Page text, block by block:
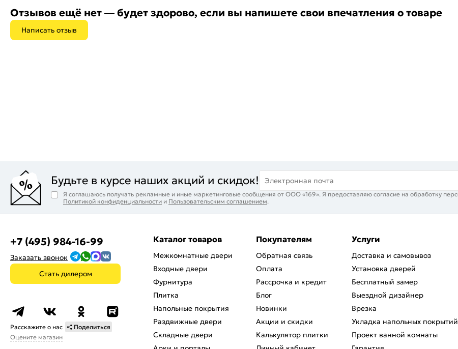
Отзывов ещё нет — будет здорово, если вы напишете свои впечатления о товаре
Написать отзыв
Будьте в курсе наших акций и скидок! Электронная почта
Я соглашаюсь получать рекламные и иные маркетинговые сообщения от ООО «169». Я предоставляю согласие на обработку
Политикой конфиденциальности и Пользовательским соглашением.
+7 (495) 984-16-99
Заказать звонок
Стать дилером
Расскажите о нас
Поделиться
Оцените магазин
Каталог товаров
Межкомнатные двери
Входные двери
Фурнитура
Плитка
Напольные покрытия
Раздвижные двери
Складные двери
Покупателям
Обратная связь
Оплата
Рассрочка и кредит
Блог
Новинки
Акции и скидки
Калькулятор плитки
Услуги
Доставка и самовывоз
Установка дверей
Бесплатный замер
Выездной дизайнер
Врезка
Укладка напольных покрытий
Проект ванной комнаты